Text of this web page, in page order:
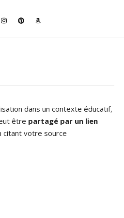
dans un contexte éducatif,
être partagé par un lien
citant votre source